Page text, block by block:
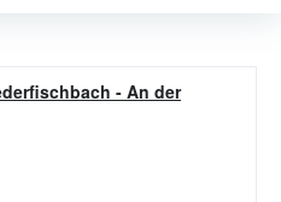
- An der